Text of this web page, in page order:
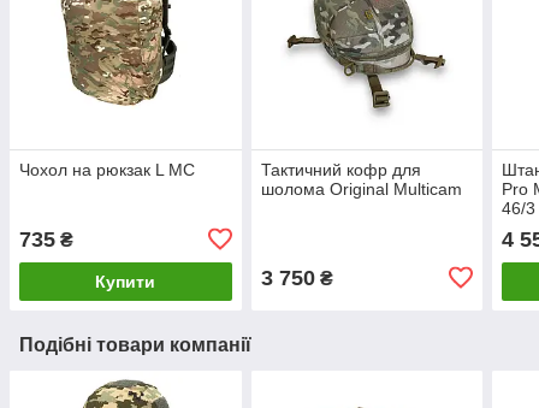
Чохол на рюкзак L MC
735 ₴
Купити
Тактичний кофр для
шолома Original Multicam
3 750₴
Pro
46/
52/
4
Подібні товари компанії